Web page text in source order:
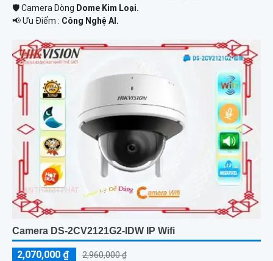
🛡 Camera Dòng Dome Kim Loại.
️📢 Ưu Điểm : Công Nghệ AI.
Camera DS-2CV2121G2-IDW IP Wifi
2,070,000 ₫ 2,960,000 ₫